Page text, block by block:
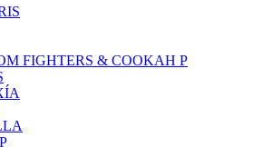
FIGHTERS & COOKAH P